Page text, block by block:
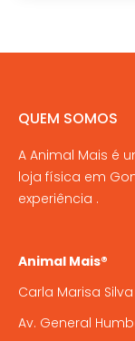
QUEM SOMOS
A Animal Mais é
loja física em
experiência .
Animal Mais®
Carla Marisa
Av. General